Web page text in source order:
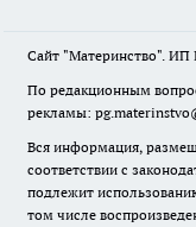
Сайт "Материнство".
По редакционным
рекламы:
Вся информация,
соответствии с
подлежит
том числе